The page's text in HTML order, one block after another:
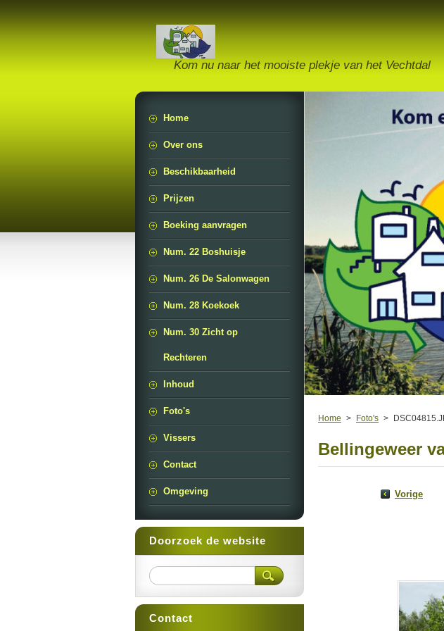
Kom nu naar het mooiste plekje van het Vechtdal
Home > Foto's >
Bellingeweer
Vorige
Home
Over ons
Beschikbaarheid
Prijzen
Boeking aanvragen
Num. 22 Boshuisje
Num. 26 De Salonwagen
Num. 28 Koekoek
Num. 30 Zicht op
Rechteren
Inhoud
Foto's
Vissers
Contact
Omgeving
Doorzoek de website
Contact